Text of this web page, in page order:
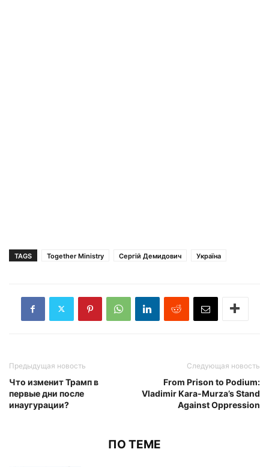
TAGS Together Ministry Сергій Демидович Україна
Предыдущая новость
Что изменит Трамп в
первые дни после
инаугурации?
Следующая новость
From Prison to Podium:
Vladimir Kara-Murza’s Stand
Against Oppression
ПО ТЕМЕ